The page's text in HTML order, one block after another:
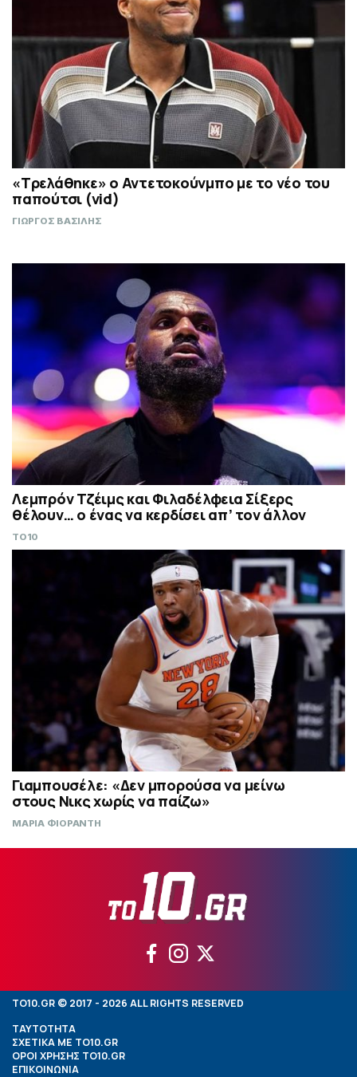
«Τρελάθηκε» ο Αντετοκούνμπο με το νέο του
παπούτσι (vid)
ΓΙΩΡΓΟΣ ΒΑΣΙΛΗΣ
Λεμπρόν Τζέιμς και Φιλαδέλφεια Σίξερς
θέλουν… ο ένας να κερδίσει απ’ τον άλλον
TO10
Γιαμπουσέλε: «Δεν μπορούσα να μείνω
στους Νικς χωρίς να παίζω»
ΜΑΡΙΑ ΦΙΟΡΑΝΤΗ
TO10.GR © 2017 - 2026 ALL RIGHTS RESERVED
ΤΑΥΤΟΤΗΤΑ
ΣΧΕΤΙΚΑ ΜΕ TO10.GR
ΟΡΟΙ ΧΡΗΣΗΣ TO10.GR
ΕΠΙΚΟΙΝΩΝΙΑ